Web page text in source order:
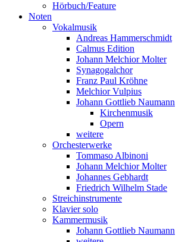
Hörbuch/Feature
Noten
Vokalmusik
Andreas Hammerschmidt
Calmus Edition
Johann Melchior Molter
Synagogalchor
Franz Paul Kröhne
Melchior Vulpius
Johann Gottlieb Naumann
Kirchenmusik
Opern
weitere
Orchesterwerke
Tommaso Albinoni
Johann Melchior Molter
Johannes Gebhardt
Friedrich Wilhelm Stade
Streichinstrumente
Klavier solo
Kammermusik
Johann Gottlieb Naumann